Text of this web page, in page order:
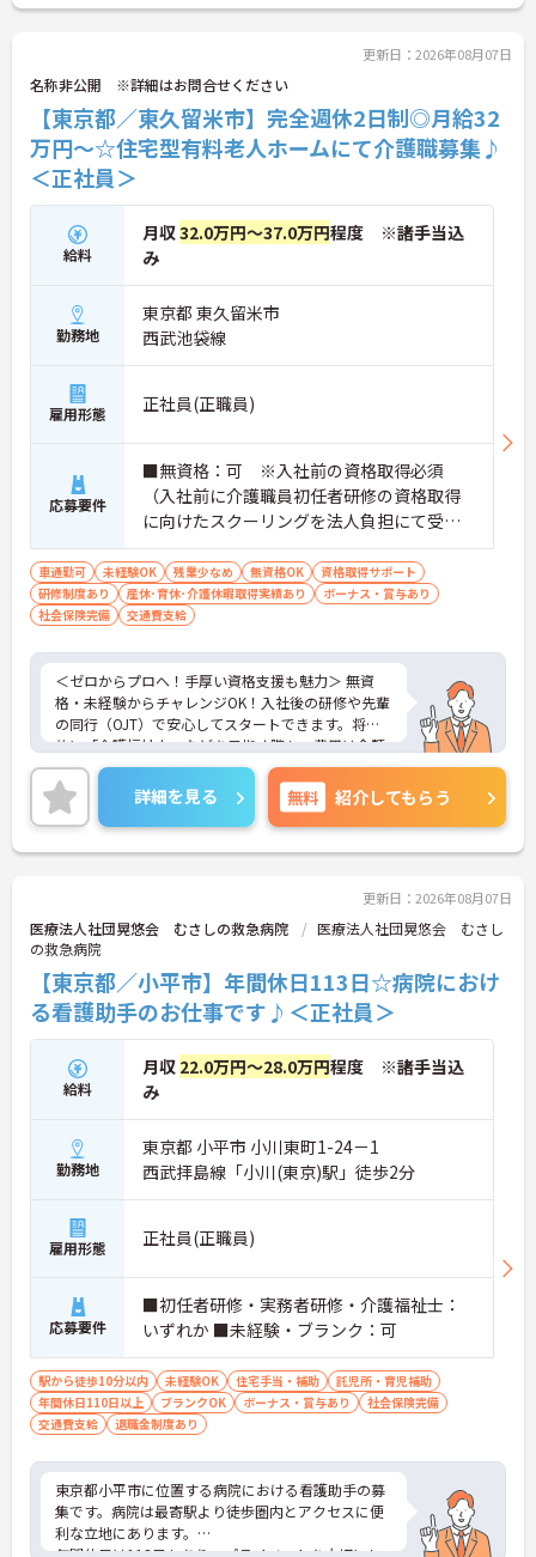
更新日：2026年08月07日
名称非公開 ※詳細はお問合せください
【東京都／東久留米市】完全週休2日制◎月給32
万円～☆住宅型有料老人ホームにて介護職募集♪
＜正社員＞
給料
月収32.0万円～37.0万円程度 ※諸手当込
み
勤務地
東京都 東久留米市
西武池袋線
雇用形態 正社員(正職員)
応募要件
■無資格：可 ※入社前の資格取得必須
（入社前に介護職員初任者研修の資格取得
に向けたスクーリングを法人負担にて受講
していただきます。） ■実務経験：不問
車通勤可 未経験OK 残業少なめ 無資格OK
資格取得サポート
研修制度あり
産休･育休･介護休暇取得実績あり
ボーナス・賞与あり
社会保険完備
交通費支給
＜ゼロからプロへ！手厚い資格支援も魅力＞ 無資
格・未経験からチャレンジOK！入社後の研修や先輩
の同行（OJT）で安心してスタートできます。将来
的に「介護福祉士」などを目指す際も、費用は全額
会社負担。一人ひとりの「学びたい」を全力で応援
します！
＜高収入＆選べる休みで充実＞ 月給32万円（夜勤あ
り）の厚待遇に加え、基本的に定時退社OK♪休日は
曜日固定の「完全週休2日制」で予定が立てやす
り稼いでしっかり休む、メリハリある働き方が可能
です。
＜意見を言い合えるフラットな関係＞ 気付きや提案
を遠慮なく共有できる、風通しの良い職場です。ご
利用者様の小さな変化を見逃さない「観察眼」を大
切にし、スタッフ同士も互いに配慮し合える温かい
関係性を築いています。
詳細を見る 無料 紹介してもらう
更新日：2026年08月07日
医療法人社団晃悠会 むさしの救急病院
医療法人社団晃悠会 むさし
の救急病院
【東京都／小平市】年間休日113日☆病院におけ
る看護助手のお仕事です♪＜正社員＞
給料
月収 22.0万円～28.0万円程度 ※諸手当込
み
勤務地
東京都 小平市 小川東町1-24－1
西武拝島線「小川(東京)駅」徒歩2分
雇用形態 正社員(正職員)
応募要件
■初任者研修・実務者研修・介護福祉士：
いずれか ■未経験・ブランク：可
駅から徒歩10分以内 未経験OK 住宅手当・補助
託児所・育児補助
年間休日110日以上
ブランクOK ボーナス・賞与あり
社会保険完備
交通費支給
退職金制度あり
東京都小平市に位置する病院における看護助手の募
集です。病院は最寄駅より徒歩圏内とアクセスに便
利な立地にあります。